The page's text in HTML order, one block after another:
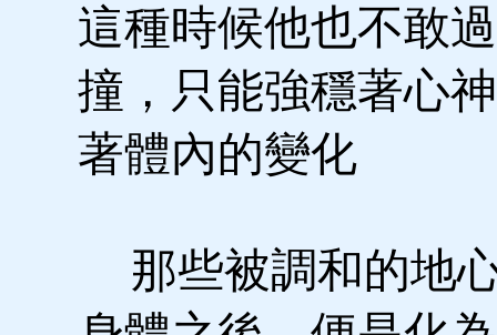
這種時候他也不敢
撞，只能強穩著心
著體內的變化
那些被調和的地